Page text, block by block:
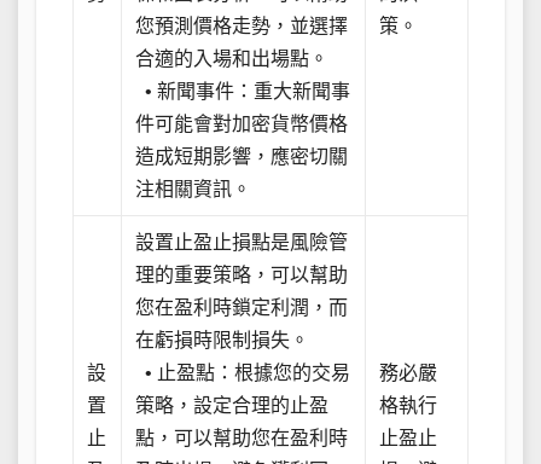
您預測價格走勢，並選擇
合適的入場和出場點。
• 新聞事件：重大新聞事
件可能會對加密貨幣價格
造成短期影響，應密切關
注相關資訊。
策。
設
置
止
設置止盈止損點是風險管
理的重要策略，可以幫助
您在盈利時鎖定利潤，而
在虧損時限制損失。
• 止盈點：根據您的交易
策略，設定合理的止盈
點，可以幫助您在盈利時
務必嚴
格執行
止盈止